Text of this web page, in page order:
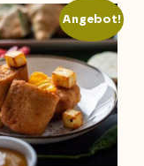
Angebot!